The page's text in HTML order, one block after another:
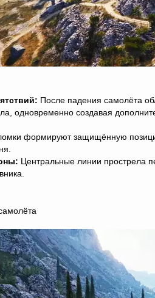
После падения самолёта
одновременно создавая
формируют защищённую
Центральные линии прострела